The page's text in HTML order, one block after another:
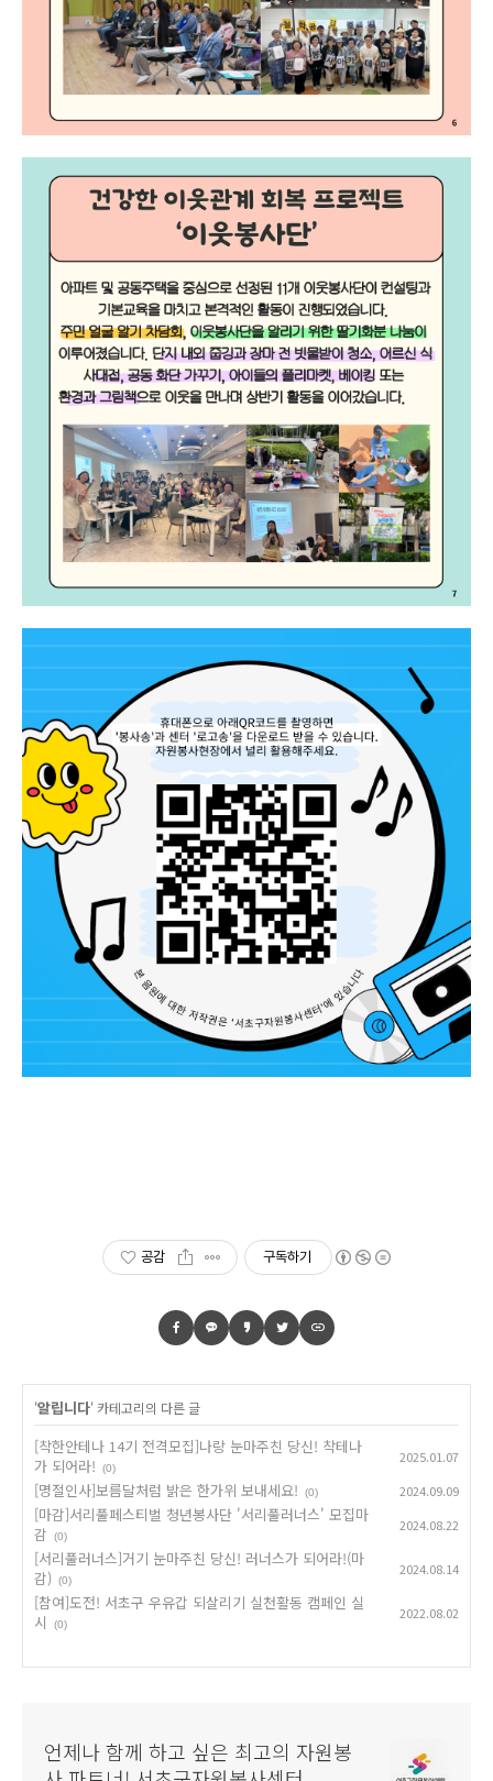
공감 구독하기
'알립니다' 카테고리의 다른 글
[착한안테나 14기 전격모집]나랑 눈마주친 당신! 착테나
가 되어라!
(0)
2025.01.07
[명절인사]보름달처럼 밝은 한가위 보내세요! (0) 2024.09.09
[마감]서리풀페스티벌 청년봉사단 '서리풀러너스' 모집마
감
(0)
2024.08.22
[서리풀러너스]거기 눈마주친 당신! 러너스가 되어라!(마
감)
(0)
2024.08.14
[참여]도전! 서초구 우유갑 되살리기 실천활동 캠페인 실
시
(0)
2022.08.02
언제나 함께 하고 싶은 최고의 자원봉